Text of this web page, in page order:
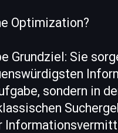
Optimization?
Grundziel: Sie
sondern in